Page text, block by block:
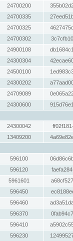
24700200
24700335
24700325
24700302
24900108
24300304
24500100
24300202
24709089
24300600
24300042
13409200
596100
596120
5961601
596450
596460
596370
596410
596230